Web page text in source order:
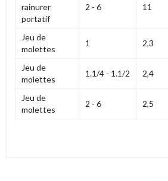
rainurer
portatif
2 - 6 11
Jeu de
molettes
1 2,3
Jeu de
molettes
1.1/4 - 1.1/2 2,4
Jeu de
molettes
2 - 6 2,5